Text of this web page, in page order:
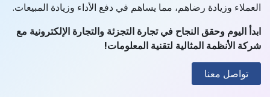
العملاء وزيادة رضاهم، مما يساهم في دفع الأداء وزيادة المبيعات.
ابدأ اليوم وحقق النجاح في تجارة التجزئة والتجارة الإلكترونية مع
شركة الأنظمة المثالية لتقنية المعلومات!
تواصل معنا